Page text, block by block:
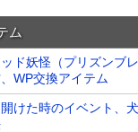
ム
ド妖怪（プリズンブ
WP交換アイテム
けた時のイベント、